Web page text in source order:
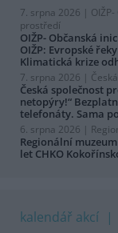
7. srpna 2026 |
prostředí
OIŽP- Občanská
OIŽP: Evropské
Klimatická krize
7. srpna 2026 |
Česká společnost
netopýry!“
telefonáty. Sama
6. srpna 2026 |
Regionální
let CHKO
kalendář akcí